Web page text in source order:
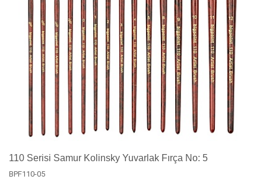
110 Serisi Samur Kolinsky Yuvarlak Fırça No: 5
BPF110-05